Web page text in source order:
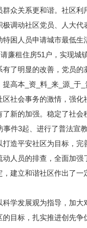
众关系更和谐。社区
调动社区党员、人大
困人员申请城市最低
廉租住房51户，实现
有了明显的改善，党员
高本_资_料_来_源_
社会事务的激情，强
新的加强。稳定了社
件3起、进行了普法宣
造平安社区为目标，
人员的排查，全面加
建立和谐社区作出了一
学发展观为指导，加
目标，扎实推进创先争